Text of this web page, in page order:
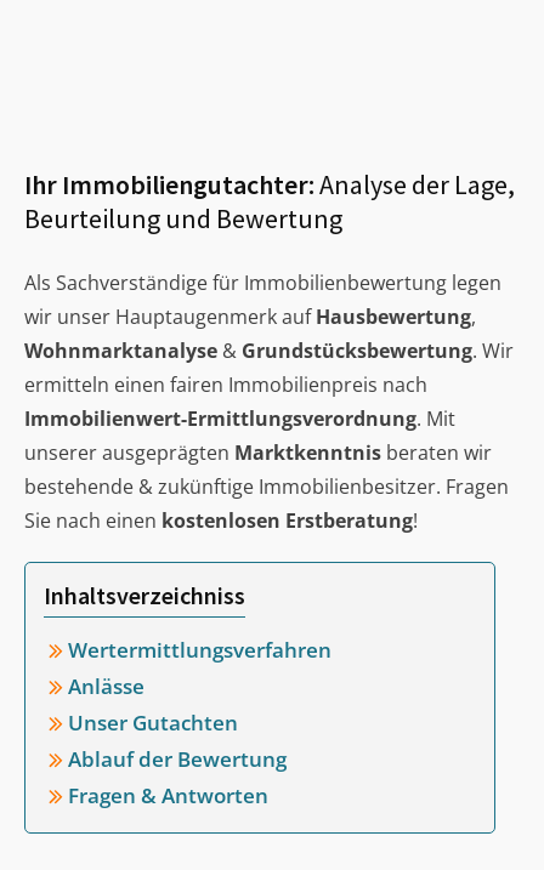
Ihr Immobiliengutachter:Analyse der Lage,
Beurteilung und Bewertung
Als Sachverständige für Immobilienbewertung legen
wir unser Hauptaugenmerk aufHausbewertung,
Wohnmarktanalyse & Grundstücksbewertung. Wir
ermitteln einen fairen Immobilienpreis nach
Immobilienwert-Ermittlungsverordnung. Mit
unserer ausgeprägten Marktkenntnis beraten wir
bestehende & zukünftige Immobilienbesitzer. Fragen
Sie nach einen kostenlosen Erstberatung!
Inhaltsverzeichniss
Wertermittlungsverfahren
Anlässe
Unser Gutachten
Ablauf der Bewertung
Fragen & Antworten